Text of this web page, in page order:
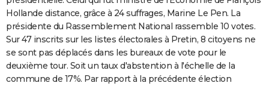
Hollande distance, grâce à 24 suffrages, Marine Le Pen. La
présidente du Rassemblement National rassemble 10 votes.
Sur 47 inscrits sur les listes électorales à Pretin, 8 citoyens ne
se sont pas déplacés dans les bureaux de vote pour le
deuxième tour. Soit un taux d'abstention à l'échelle de la
commune de 17%. Par rapport à la précédente élection